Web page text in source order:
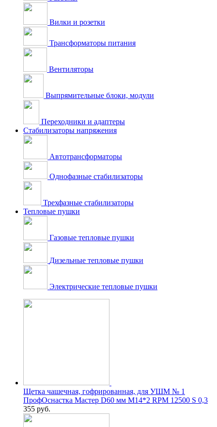
Вилки и розетки
Трансформаторы питания
Вентиляторы
Выпрямительные блоки, модули
Переходники и адаптеры
Стабилизаторы напряжения
Автотрансформаторы
Однофазные стабилизаторы
Трехфазные стабилизаторы
Тепловые пушки
Газовые тепловые пушки
Дизельные тепловые пушки
Электрические тепловые пушки
Щетка чашечная, гофрированная, для УШМ № 1
ПрофОснастка Мастер D60 мм М14*2 RPM 12500 S 0,3
355 руб.